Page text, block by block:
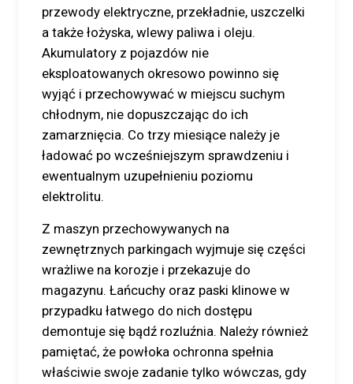
przewody elektryczne, przekładnie, uszczelki
a także łożyska, wlewy paliwa i oleju.
Akumulatory z pojazdów nie
eksploatowanych okresowo powinno się
wyjąć i przechowywać w miejscu suchym
chłodnym, nie dopuszczając do ich
zamarznięcia. Co trzy miesiące należy je
ładować po wcześniejszym sprawdzeniu i
ewentualnym uzupełnieniu poziomu
elektrolitu.
Z maszyn przechowywanych na
zewnętrznych parkingach wyjmuje się części
wrażliwe na korozje i przekazuje do
magazynu. Łańcuchy oraz paski klinowe w
przypadku łatwego do nich dostępu
demontuje się bądź rozluźnia. Należy również
pamiętać, że powłoka ochronna spełnia
właściwie swoje zadanie tylko wówczas, gdy